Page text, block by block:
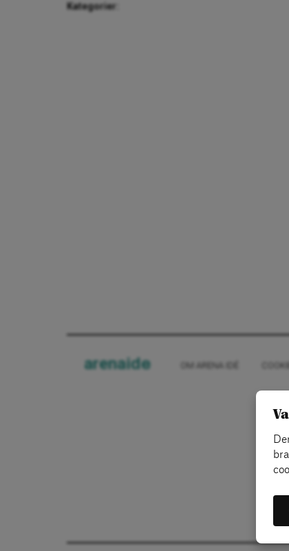
Kategorier:
arenaide OM ARENA IDÉ